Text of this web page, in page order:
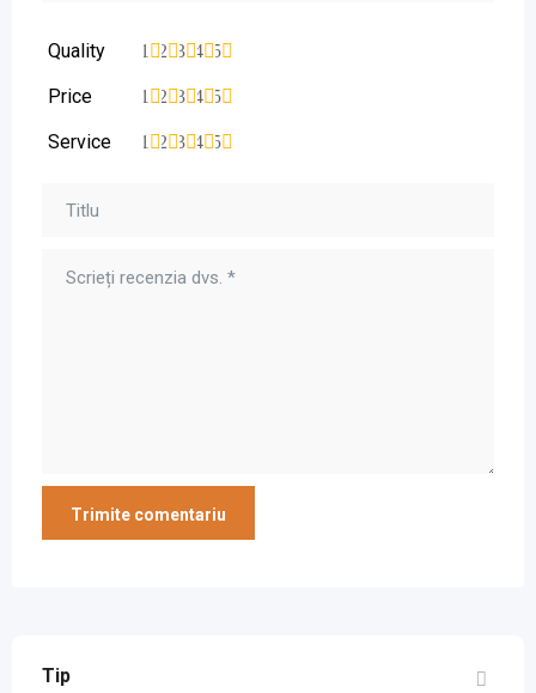
Quality 5
4
3
2
1
Price 5
4
3
2
1
Service 5
4
3
2
1
Tip